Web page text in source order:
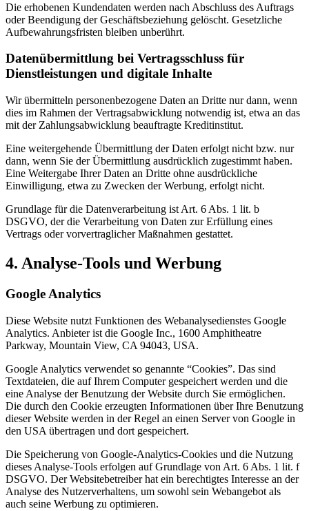
Die erhobenen Kundendaten werden nach Abschluss des Auftrags
oder Beendigung der Geschäftsbeziehung gelöscht. Gesetzliche
Aufbewahrungsfristen bleiben unberührt.
Datenübermittlung bei Vertragsschluss für
Dienstleistungen und digitale Inhalte
Wir übermitteln personenbezogene Daten an Dritte nur dann, wenn
dies im Rahmen der Vertragsabwicklung notwendig ist, etwa an das
mit der Zahlungsabwicklung beauftragte Kreditinstitut.
Eine weitergehende Übermittlung der Daten erfolgt nicht bzw. nur
dann, wenn Sie der Übermittlung ausdrücklich zugestimmt haben.
Eine Weitergabe Ihrer Daten an Dritte ohne ausdrückliche
Einwilligung, etwa zu Zwecken der Werbung, erfolgt nicht.
Grundlage für die Datenverarbeitung ist Art. 6 Abs. 1 lit. b
DSGVO, der die Verarbeitung von Daten zur Erfüllung eines
Vertrags oder vorvertraglicher Maßnahmen gestattet.
4. Analyse-Tools und Werbung
Google Analytics
Diese Website nutzt Funktionen des Webanalysedienstes Google
Analytics. Anbieter ist die Google Inc., 1600 Amphitheatre
Parkway, Mountain View, CA 94043, USA.
Google Analytics verwendet so genannte “Cookies”. Das sind
Textdateien, die auf Ihrem Computer gespeichert werden und die
eine Analyse der Benutzung der Website durch Sie ermöglichen.
Die durch den Cookie erzeugten Informationen über Ihre Benutzung
dieser Website werden in der Regel an einen Server von Google in
den USA übertragen und dort gespeichert.
Die Speicherung von Google-Analytics-Cookies und die Nutzung
dieses Analyse-Tools erfolgen auf Grundlage von Art. 6 Abs. 1 lit. f
DSGVO. Der Websitebetreiber hat ein berechtigtes Interesse an der
Analyse des Nutzerverhaltens, um sowohl sein Webangebot als
auch seine Werbung zu optimieren.